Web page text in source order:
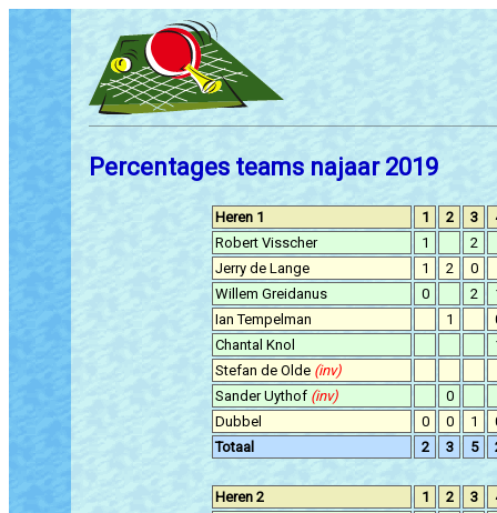
Percentages teams najaar 2019
Heren 1 1 2 3
Robert Visscher
1
2
Jerry de Lange
1 2
0
Willem Greidanus
0 2
Ian Tempelman
1
Chantal Knol
Stefan de Olde (inv)
Sander Uythof (inv)
0
Dubbel
0 0 1
Totaal
2 3 5
Heren 2 1 2 3